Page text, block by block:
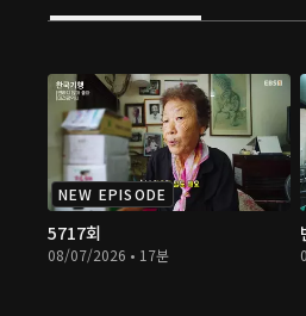
NEW EPISODE
5717회
08/07/2026 • 17분